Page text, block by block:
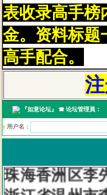
表收录高手榜
金。资料标题
高手配合。
『如意论坛』 ☎ 论坛管理員：
y 用户名：
【如
广东云浮市严
广东深圳市封
广州番禺区游
广东河源市关
佛山顺德区潘
广西梧州市周
广东东莞市胡
珠海香洲区李
浙江省温州市